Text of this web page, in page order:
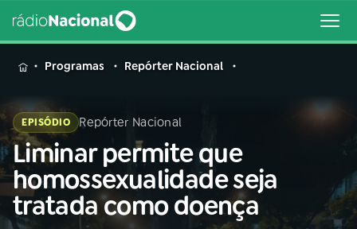
MENU
Buscar
na
Rádio
Nacional
Buscar
Programas Repórter Nacional
EPISÓDIO Repórter Nacional
Liminar permite que
homossexualidade seja
tratada como doença